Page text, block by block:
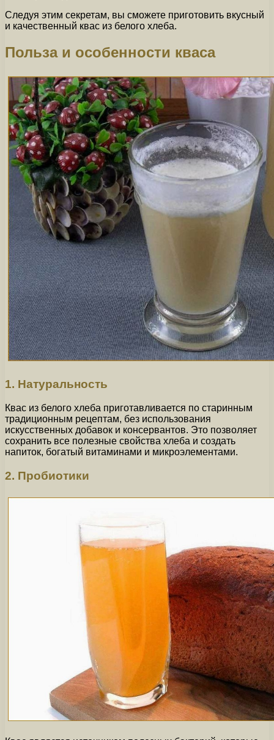
Следуя этим секретам, вы сможете приготовить вкусный
и качественный квас из белого хлеба.
Польза и особенности кваса
1. Натуральность
Квас из белого хлеба приготавливается по старинным
традиционным рецептам, без использования
искусственных добавок и консервантов. Это позволяет
сохранить все полезные свойства хлеба и создать
напиток, богатый витаминами и микроэлементами.
2. Пробиотики